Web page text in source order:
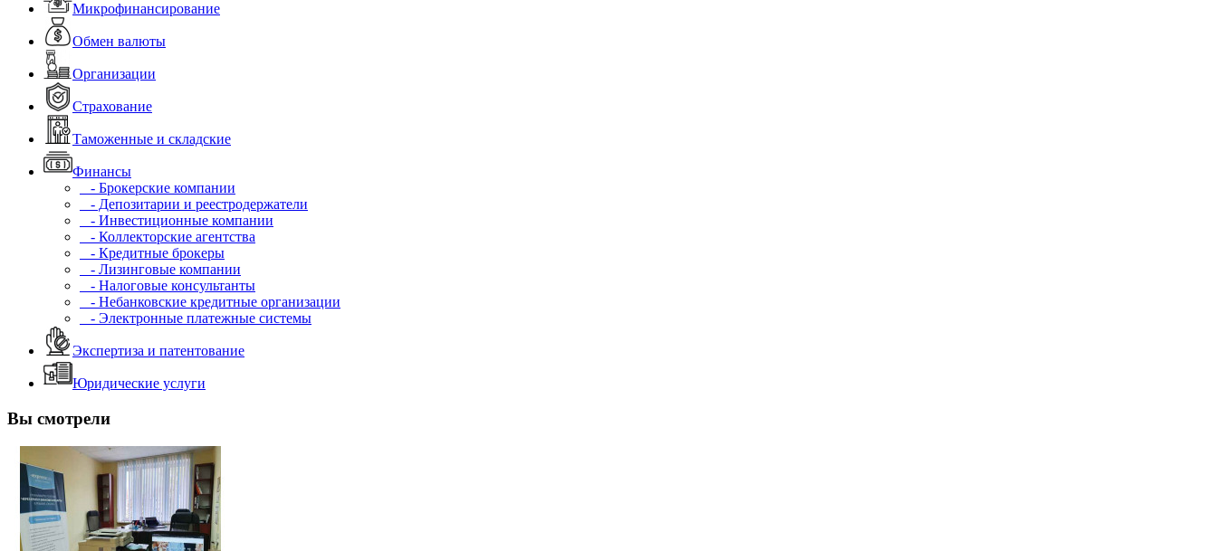
Микрофинансирование
Обмен валюты
Организации
Страхование
Таможенные и складские
Финансы
- Брокерские компании
- Депозитарии и реестродержатели
- Инвестиционные компании
- Коллекторские агентства
- Кредитные брокеры
- Лизинговые компании
- Налоговые консультанты
- Небанковские кредитные организации
- Электронные платежные системы
Экспертиза и патентование
Юридические услуги
Вы смотрели